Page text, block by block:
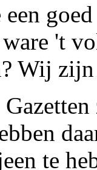
een
't
Wij
te